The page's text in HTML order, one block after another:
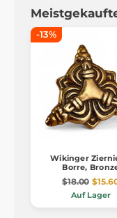
-13%
Wikinger
Borre,
$18.00
Auf Lager